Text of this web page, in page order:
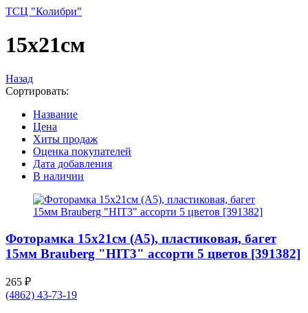
ТСЦ "Колибри"
15x21см
Назад
Сортировать:
Название
Цена
Хиты продаж
Оценка покупателей
Дата добавления
В наличии
Фоторамка 15x21см (A5), пластиковая, багет
15мм Brauberg "HIT3" ассорти 5 цветов [391382]
265 ₽
(4862) 43-73-19